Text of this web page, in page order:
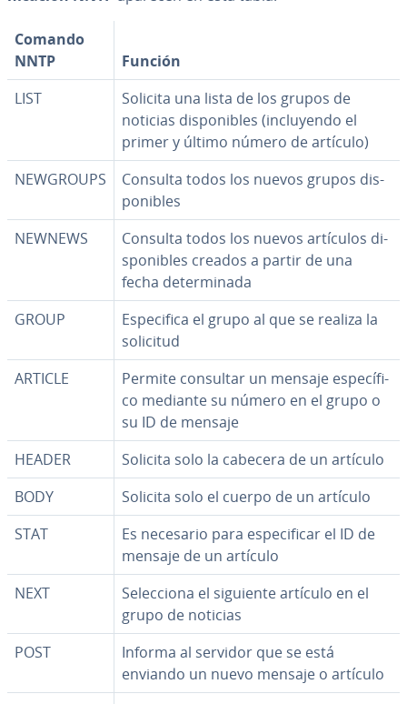
Comando
NNTP
Función
LIST
Solicita una lista de los grupos de
noticias di­s­po­ni­bles (in­clu­ye­n­do el
primer y último número de artículo)
NEWGROUPS
Consulta todos los nuevos grupos di­s­
po­ni­bles
NEWNEWS
Consulta todos los nuevos artículos di­
s­po­ni­bles creados a partir de una
fecha de­te­r­mi­na­da
GROUP
Es­pe­ci­fi­ca el grupo al que se realiza la
solicitud
ARTICLE
Permite consultar un mensaje es­pe­cí­fi­
co mediante su número en el grupo o
su ID de mensaje
HEADER
Solicita solo la cabecera de un artículo
BODY
Solicita solo el cuerpo de un artículo
STAT
Es necesario para es­pe­ci­fi­car el ID de
mensaje de un artículo
NEXT
Se­le­c­cio­na el siguiente artículo en el
grupo de noticias
POST
Informa al servidor que se está
enviando un nuevo mensaje o artículo